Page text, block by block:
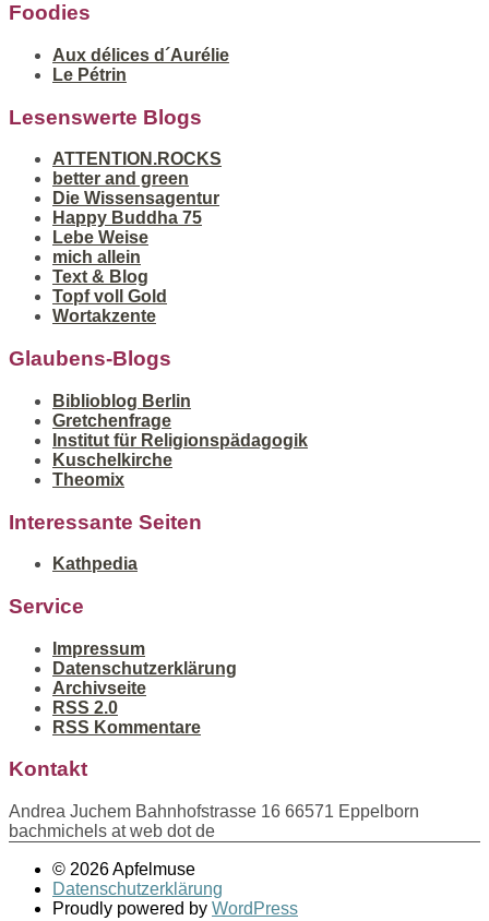
Foodies
Aux délices d´Aurélie
Le Pétrin
Lesenswerte Blogs
ATTENTION.ROCKS
better and green
Die Wissensagentur
Happy Buddha 75
Lebe Weise
mich allein
Text & Blog
Topf voll Gold
Wortakzente
Glaubens-Blogs
Biblioblog Berlin
Gretchenfrage
Institut für Religionspädagogik
Kuschelkirche
Theomix
Interessante Seiten
Kathpedia
Service
Impressum
Datenschutzerklärung
Archivseite
RSS 2.0
RSS Kommentare
Kontakt
Andrea Juchem Bahnhofstrasse 16 66571 Eppelborn
bachmichels at web dot de
© 2026 Apfelmuse
Datenschutzerklärung
Proudly powered by WordPress